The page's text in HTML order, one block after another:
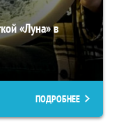
«Луна» в
ПОДРОБНЕЕ